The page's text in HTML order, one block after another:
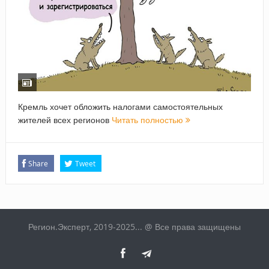
Кремль хочет обложить налогами самостоятельных
жителей всех регионов Читать полностью
Share Tweet
Регион.Эксперт, 2019-2025... @ Все права защищены